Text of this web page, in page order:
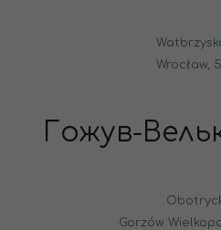
Wrocław,
Гожув-
Gorzów